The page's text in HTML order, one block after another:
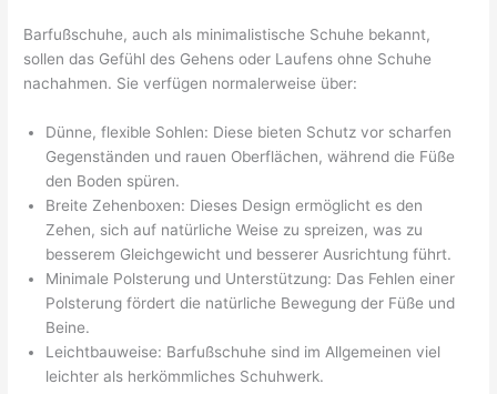
Barfußschuhe, auch als minimalistische Schuhe bekannt,
sollen das Gefühl des Gehens oder Laufens ohne Schuhe
nachahmen. Sie verfügen normalerweise über:
Dünne, flexible Sohlen: Diese bieten Schutz vor scharfen
Gegenständen und rauen Oberflächen, während die Füße
den Boden spüren.
Breite Zehenboxen: Dieses Design ermöglicht es den
Zehen, sich auf natürliche Weise zu spreizen, was zu
besserem Gleichgewicht und besserer Ausrichtung führt.
Minimale Polsterung und Unterstützung: Das Fehlen einer
Polsterung fördert die natürliche Bewegung der Füße und
Beine.
Leichtbauweise: Barfußschuhe sind im Allgemeinen viel
leichter als herkömmliches Schuhwerk.